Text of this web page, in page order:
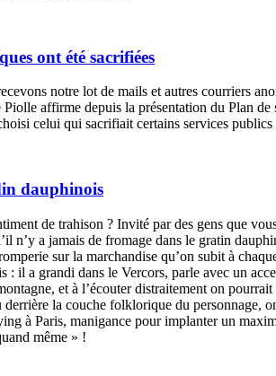
ont été sacrifiées
notre lot de mails et autres courriers
affirme depuis la présentation du Plan
celui qui sacrifiait certains services
dauphinois
de trahison ? Invité par des gens que
n’y a jamais de fromage dans le gratin
sur la marchandise qu’on subit à
: il a grandi dans le Vercors, parle avec un
et à l’écouter distraitement on
derrière la couche folklorique du personnage,
à Paris, manigance pour implanter un
même » !